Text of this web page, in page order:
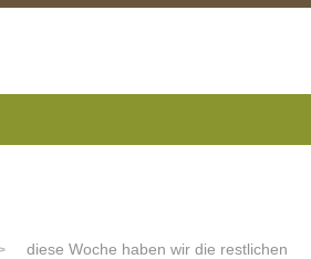
diese Woche haben wir die restlichen